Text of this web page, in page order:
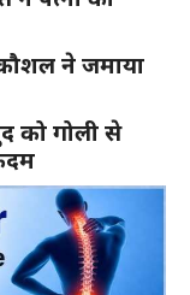
ने जमाया
को गोली से